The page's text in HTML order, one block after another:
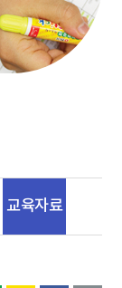
교육자료